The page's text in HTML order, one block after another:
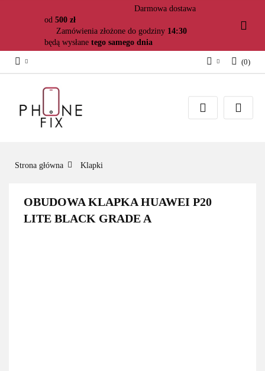
Darmowa dostawa
od 500 zł
Zamówienia złożone do godziny 14:30
będą wysłane tego samego dnia
Załóż konto
(0)
Strona główna Klapki
OBUDOWA KLAPKA HUAWEI P20
LITE BLACK GRADE A